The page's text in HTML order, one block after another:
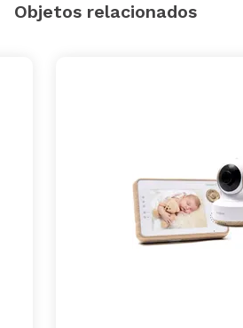
Objetos relacionados